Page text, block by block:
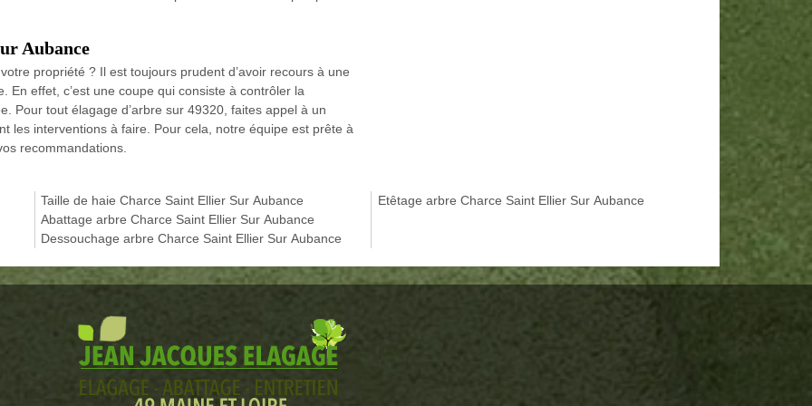
Aubance
propriété ? Il est toujours prudent d’avoir recours à une
En effet, c’est une coupe qui consiste à contrôler la
Pour tout élagage d’arbre sur 49320, faites appel à un
les interventions à faire. Pour cela, notre équipe est prête à
recommandations.
Taille de haie Charce Saint Ellier Sur Aubance
Abattage arbre Charce Saint Ellier Sur Aubance
Dessouchage arbre Charce Saint Ellier Sur Aubance
Etêtage arbre Charce Saint Ellier Sur Aubance